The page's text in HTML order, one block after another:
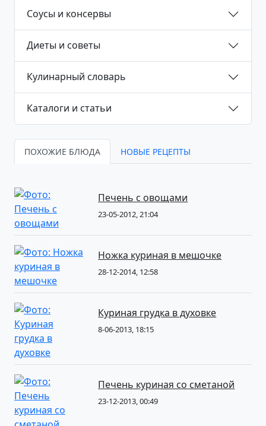
Соусы и консервы
Диеты и советы
Кулинарный словарь
Каталоги и статьи
ПОХОЖИЕ БЛЮДА НОВЫЕ РЕЦЕПТЫ
Печень с овощами
23-05-2012, 21:04
Ножка куриная в мешочке
28-12-2014, 12:58
Куриная грудка в духовке
8-06-2013, 18:15
Печень куриная со сметаной
23-12-2013, 00:49